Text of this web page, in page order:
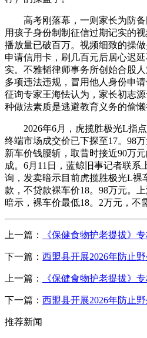
高考刚落幕，一则家长为防备
用孩子身份制制征信过期记实的
播放量已破百万。视频细致的操
申请信用卡，刷几百元后居心迟
实。不雅韬律师事务所创始合股
多项违法违规，冒用他人身份申
征询专家王海怯认为，家长初志
种做法素质是逃避教育义务的偷懒
2026年6月，虎揽胜极光L指点
终端市场成交价已下探至17。98
新车价钱腰斩，取昔时接近90万
成。6月11日，蓝鲸旧事记者联系
询，发卖暗示目前虎揽胜极光L裸
款，不贷款裸车价18。98万元。
暗示，裸车价最低18。2万元，不
上一篇： 《保健食物护老提拔》
下一篇： 西盟县开展2026年防止
上一篇： 《保健食物护老提拔》
下一篇： 西盟县开展2026年防止
推荐新闻